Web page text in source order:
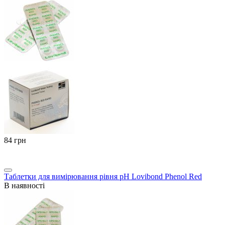
‍84‍ грн
Таблетки для вимірювання рівня pH Lovibond Phenol Red
В наявності